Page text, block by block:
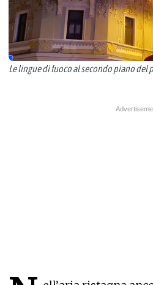
Le lingue di fuoco al secondo piano del